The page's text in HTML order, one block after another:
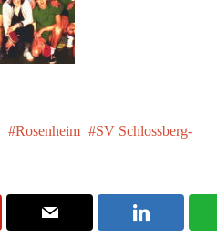
Rosenheim
SV Schlossberg-